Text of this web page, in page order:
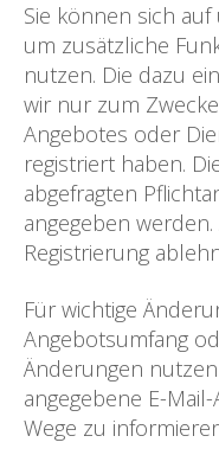
Sie können sich
um zusätzliche
nutzen. Die dazu
wir nur zum
Angebotes oder
registriert haben.
abgefragten
angegeben
Registrierung
Für wichtige
Angebotsumfang
Änderungen
angegebene E-
Wege zu